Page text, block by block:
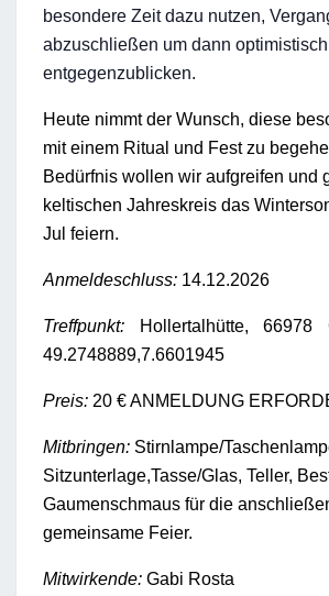
besondere Zeit dazu nutzen,
abzuschließen um dann
entgegenzublicken.
Heute nimmt der Wunsch, diese
mit einem Ritual und Fest zu
Bedürfnis wollen wir aufgreifen und
keltischen Jahreskreis das
Jul feiern.
Anmeldeschluss: 14.12.2026
Treffpunkt: Hollertalhütte, 66978
49.2748889,7.6601945
Preis: 20 € ANMELDUNG
Mitbringen: Stirnlampe/
Sitzunterlage,Tasse/Glas, Teller,
Gaumenschmaus für die
gemeinsame Feier.
Mitwirkende: Gabi Rosta